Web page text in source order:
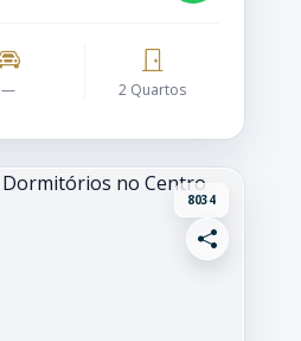
— 2 Quartos
8034